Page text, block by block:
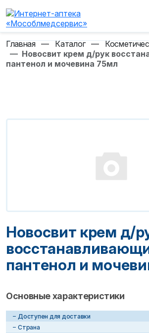
Главная — Каталог —
— Новосвит крем д/рук
пантенол и мочевина 75мл
Новосвит крем д/
пантенол и
Основные характеристики
Доступен для доставки
Страна